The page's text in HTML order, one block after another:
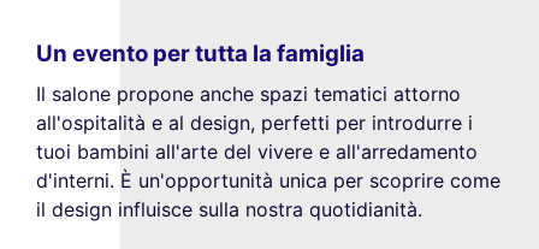
Un evento per tutta la famiglia
Il salone propone anche spazi tematici attorno
all'ospitalità e al design, perfetti per introdurre i
tuoi bambini all'arte del vivere e all'arredamento
d'interni. È un'opportunità unica per scoprire come
il design influisce sulla nostra quotidianità.